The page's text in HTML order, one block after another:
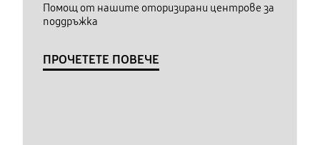
Помощ от нашите оторизирани центрове за
поддръжка
ПРОЧЕТЕТЕ ПОВЕЧЕ